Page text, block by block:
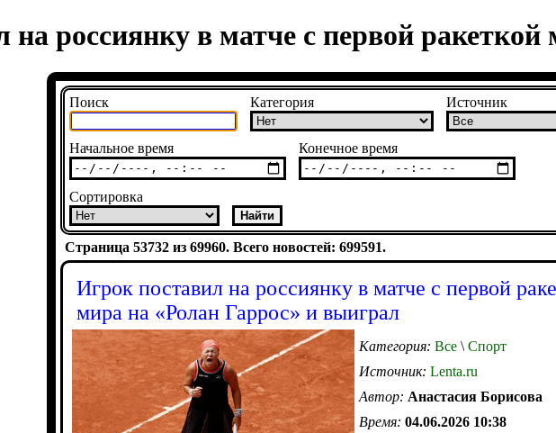
на россиянку в матче с первой
Поиск Категория Источник
Начальное время Конечное время
Сортировка
Страница 53732 из 69960. Всего новостей: 699591.
Игрок поставил на россиянку в матче с первой
мира на «Ролан Гаррос» и выиграл
Категория: Все \ Спорт
Источник: Lenta.ru
Автор: Анастасия Борисова
Время: 04.06.2026 10:38